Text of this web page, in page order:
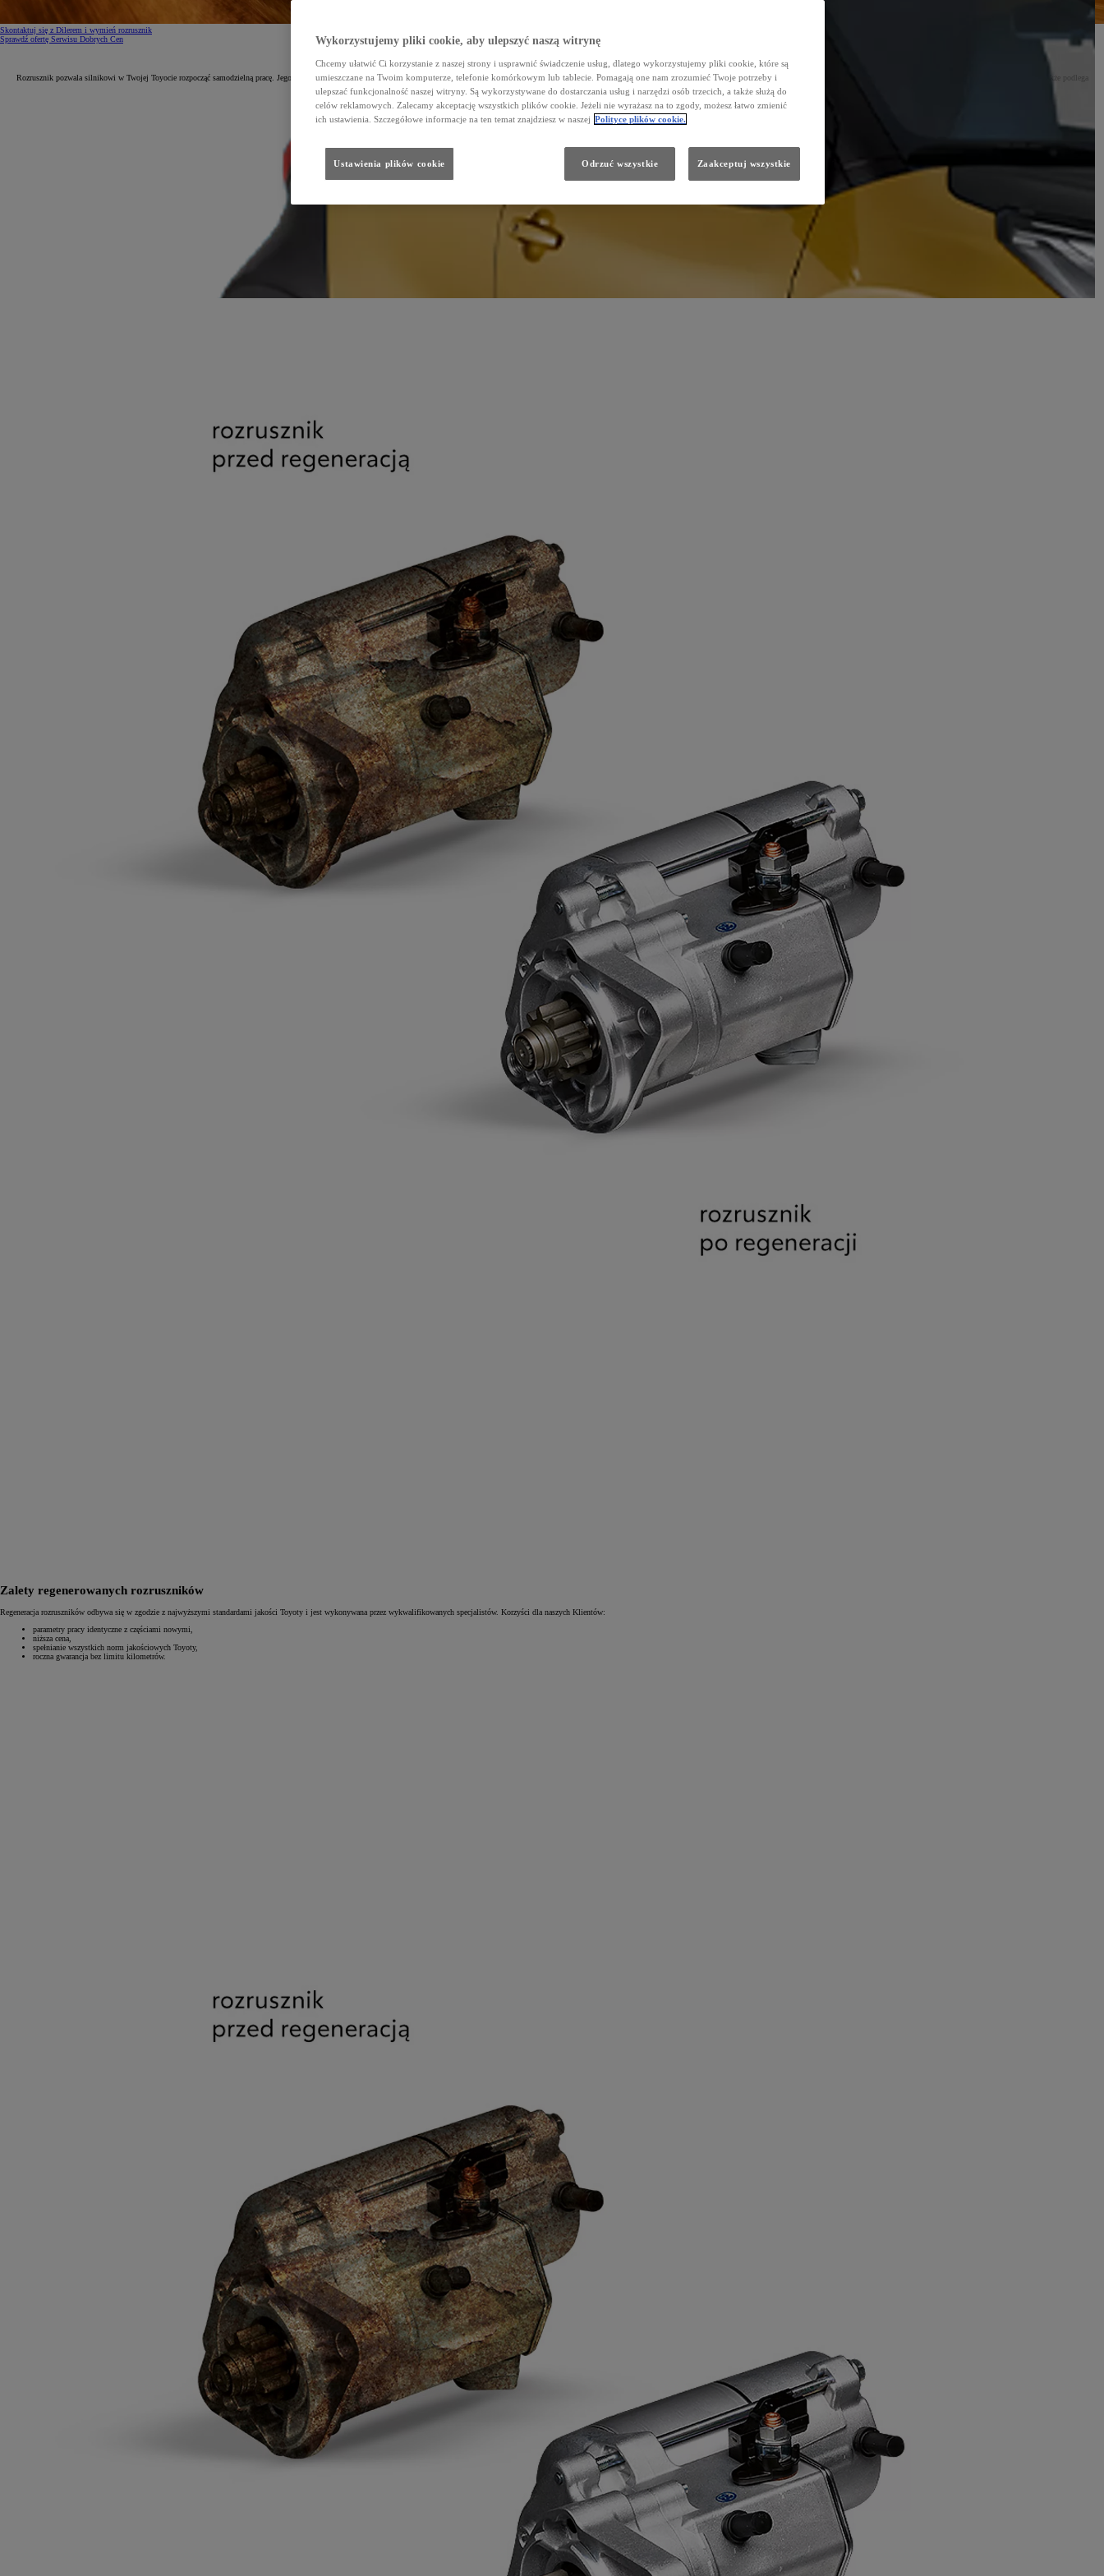
Skontaktuj się z Dilerem i wymień rozrusznik
Sprawdź ofertę Serwisu Dobrych Cen
Po co potrzebny jest rozrusznik?
Rozrusznik pozwala silnikowi w Twojej Toyocie rozpocząć samodzielną pracę. Jego prawidłowe działanie odgrywa kluczową rolę podczas każdego rozruchu samochodu, a trwałość w dużym stopniu zależy od stylu jazdy kierowcy. Pomimo wysokiej jakości, z której słyną oryginalne części Toyoty, ten podzespół także podlega
wymianie. Autoryzowani Dilerzy Toyoty oferują regenerowane rozruszniki w atrakcyjnych cenach.
Zalety regenerowanych rozruszników
Regeneracja rozruszników odbywa się w zgodzie z najwyższymi standardami jakości Toyoty i jest wykonywana przez wykwalifikowanych specjalistów. Korzyści dla naszych Klientów:
parametry pracy identyczne z częściami nowymi,
niższa cena,
spełnianie wszystkich norm jakościowych Toyoty,
roczna gwarancja bez limitu kilometrów.
Wykorzystujemy pliki cookie, aby ulepszyć naszą witrynę
Chcemy ułatwić Ci korzystanie z naszej strony i usprawnić świadczenie usług, dlatego wykorzystujemy pliki cookie, które są
umieszczane na Twoim komputerze, telefonie komórkowym lub tablecie. Pomagają one nam zrozumieć Twoje potrzeby i
ulepszać funkcjonalność naszej witryny. Są wykorzystywane do dostarczania usług i narzędzi osób trzecich, a także służą do
celów reklamowych. Zalecamy akceptację wszystkich plików cookie. Jeżeli nie wyrażasz na to zgody, możesz łatwo zmienić
ich ustawienia. Szczegółowe informacje na ten temat znajdziesz w naszej Polityce plików cookie.
Odrzuć wszystkie Zaakceptuj wszystkie
Ustawienia plików cookie